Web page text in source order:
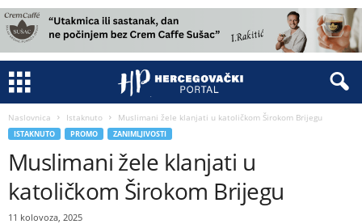
Naslovnica Istaknuto Muslimani žele klanjati u katoličkom Širokom Brijegu
ISTAKNUTO PROMO ZANIMLJIVOSTI
Muslimani žele klanjati u
katoličkom Širokom Brijegu
11 kolovoza, 2025